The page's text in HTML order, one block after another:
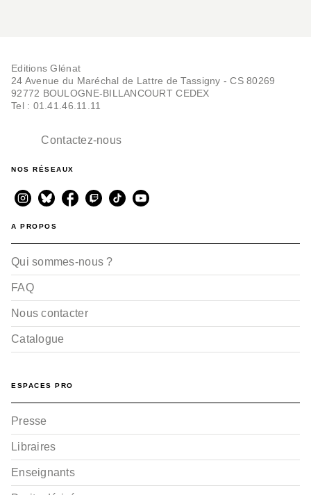
Editions Glénat
24 Avenue du Maréchal de Lattre de Tassigny - CS 80269
92772 BOULOGNE-BILLANCOURT CEDEX
Tel : 01.41.46.11.11
Contactez-nous
NOS RÉSEAUX
A PROPOS
Qui sommes-nous ?
FAQ
Nous contacter
Catalogue
ESPACES PRO
Presse
Libraires
Enseignants